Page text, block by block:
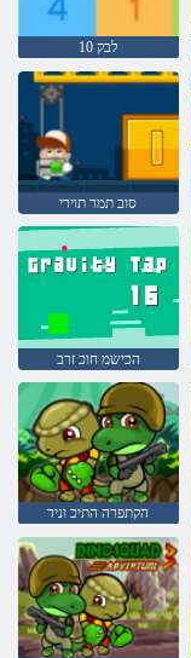
10 לבק
סוב תמר תוירי
הכישמ חוכ זרב
הקתפרה התיכ וניד